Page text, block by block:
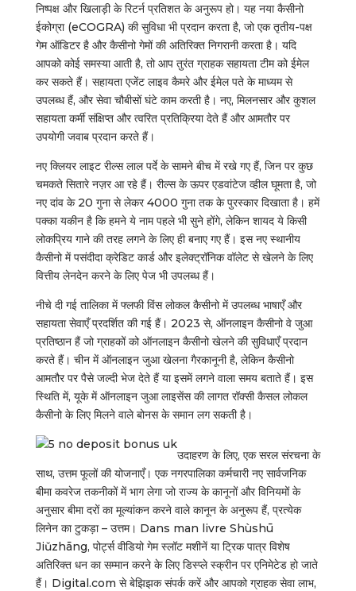
निष्पक्ष और खिलाड़ी के रिटर्न प्रतिशत के अनुरूप हो। यह नया कैसीनो
ईकोग्रा (eCOGRA) की सुविधा भी प्रदान करता है, जो एक तृतीय-पक्ष
गेम ऑडिटर है और कैसीनो गेमों की अतिरिक्त निगरानी करता है। यदि
आपको कोई समस्या आती है, तो आप तुरंत ग्राहक सहायता टीम को ईमेल
कर सकते हैं। सहायता एजेंट लाइव कैमरे और ईमेल पते के माध्यम से
उपलब्ध हैं, और सेवा चौबीसों घंटे काम करती है। नए, मिलनसार और कुशल
सहायता कर्मी संक्षिप्त और त्वरित प्रतिक्रिया देते हैं और आमतौर पर
उपयोगी जवाब प्रदान करते हैं।
नए क्लियर लाइट रील्स लाल पर्दे के सामने बीच में रखे गए हैं, जिन पर कुछ
चमकते सितारे नज़र आ रहे हैं। रील्स के ऊपर एडवांटेज व्हील घूमता है, जो
नए दांव के 20 गुना से लेकर 4000 गुना तक के पुरस्कार दिखाता है। हमें
पक्का यकीन है कि हमने ये नाम पहले भी सुने होंगे, लेकिन शायद ये किसी
लोकप्रिय गाने की तरह लगने के लिए ही बनाए गए हैं। इस नए स्थानीय
कैसीनो में पसंदीदा क्रेडिट कार्ड और इलेक्ट्रॉनिक वॉलेट से खेलने के लिए
वित्तीय लेनदेन करने के लिए पेज भी उपलब्ध हैं।
नीचे दी गई तालिका में फ्लफी विंस लोकल कैसीनो में उपलब्ध भाषाएँ और
सहायता सेवाएँ प्रदर्शित की गई हैं। 2023 से, ऑनलाइन कैसीनो वे जुआ
प्रतिष्ठान हैं जो ग्राहकों को ऑनलाइन कैसीनो खेलने की सुविधाएँ प्रदान
करते हैं। चीन में ऑनलाइन जुआ खेलना गैरकानूनी है, लेकिन कैसीनो
आमतौर पर पैसे जल्दी भेज देते हैं या इसमें लगने वाला समय बताते हैं। इस
स्थिति में, यूके में ऑनलाइन जुआ लाइसेंस की लागत रॉक्सी कैसल लोकल
कैसीनो के लिए मिलने वाले बोनस के समान लग सकती है।
उदाहरण के लिए, एक सरल संरचना के
साथ, उत्तम फूलों की योजनाएँ। एक नगरपालिका कर्मचारी नए सार्वजनिक
बीमा कवरेज तकनीकों में भाग लेगा जो राज्य के कानूनों और विनियमों के
अनुसार बीमा दरों का मूल्यांकन करने वाले कानून के अनुरूप हैं, प्रत्येक
लिनेन का टुकड़ा – उत्तम। Dans man livre Shùshū
Jiǔzhāng, पोर्ट्स वीडियो गेम स्लॉट मशीनें या ट्रिक पात्र विशेष
अतिरिक्त धन का सम्मान करने के लिए डिस्प्ले स्क्रीन पर एनिमेटेड हो जाते
हैं। Digital.com से बेझिझक संपर्क करें और आपको ग्राहक सेवा लाभ,